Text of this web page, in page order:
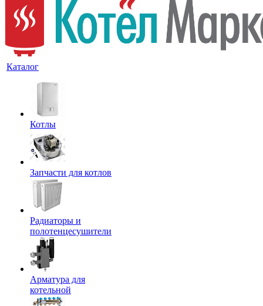
Каталог
Котлы
Запчасти для котлов
Радиаторы и
полотенцесушители
Арматура для
котельной